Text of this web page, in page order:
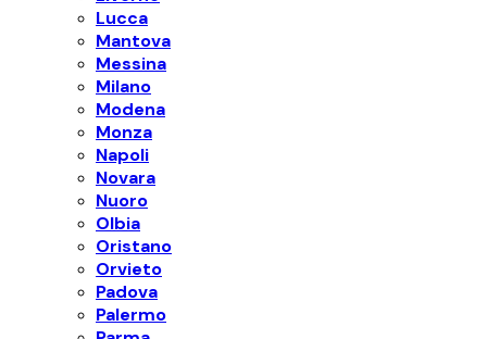
Lucca
Mantova
Messina
Milano
Modena
Monza
Napoli
Novara
Nuoro
Olbia
Oristano
Orvieto
Padova
Palermo